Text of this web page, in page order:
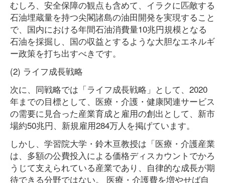
むしろ、安全保障の観点も含めて、イラクに匹敵する
石油埋蔵量を持つ尖閣諸島の油田開発を実現すること
で、国内における年間石油消費量10兆円規模となる
石油を採掘し、国の収益とするような大胆なエネルギ
ー政策を打ち出すべきです。
(2) ライフ成長戦略
次に、同戦略では「ライフ成長戦略」として、2020
年までの目標として、医療・介護・健康関連サービス
の需要に見合った産業育成と雇用の創出として、新市
場約50兆円、新規雇用284万人を掲げています。
しかし、学習院大学・鈴木亘教授は「医療・介護産業
は、多額の公費投入による価格ディスカウントでかろ
うじて支えられている産業であり、自律的な成長が期
待できる分野ではない。 医療・介護費を増やせば自